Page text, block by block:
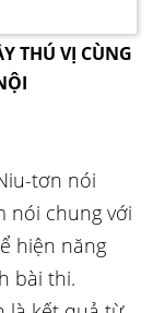
THÚ VỊ CÙNG
tơn nói
nói chung với
hiện năng
bài thi.